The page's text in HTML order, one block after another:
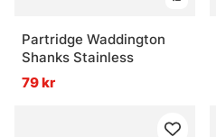
Partridge Waddington
Shanks Stainless
79 kr